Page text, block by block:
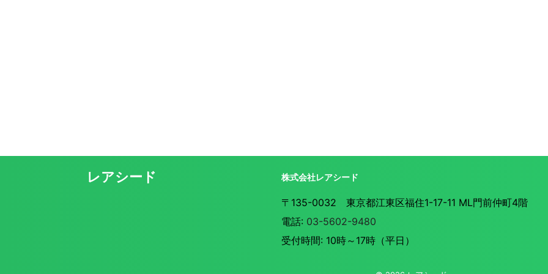
株式会社レアシード
〒135-0032 東京都江東区福住1-17-11 ML門前仲町4階
電話: 03-5602-9480
受付時間: 10時～17時（平日）
レアシード